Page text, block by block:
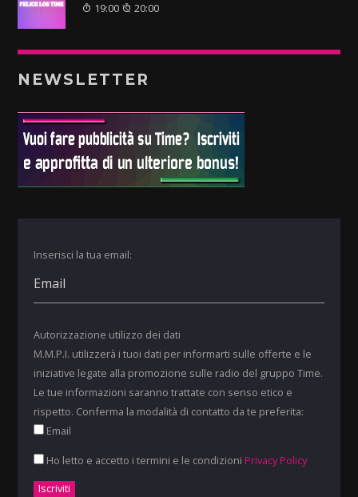
19:00 20:00
NEWSLETTER
Inserisci la tua email:
Autorizzazione utilizzo dei dati
M.M.P.I. utilizzerà i tuoi dati per informarti sulle offerte e le
iniziative legate alla promozione sulle radio del gruppo Time.
Le tue informazioni saranno trattate con senso etico e
rispetto. Conferma la modalità di contatto da te preferita:
Email
Ho letto e accetto i termini e le condizioni Privacy Policy